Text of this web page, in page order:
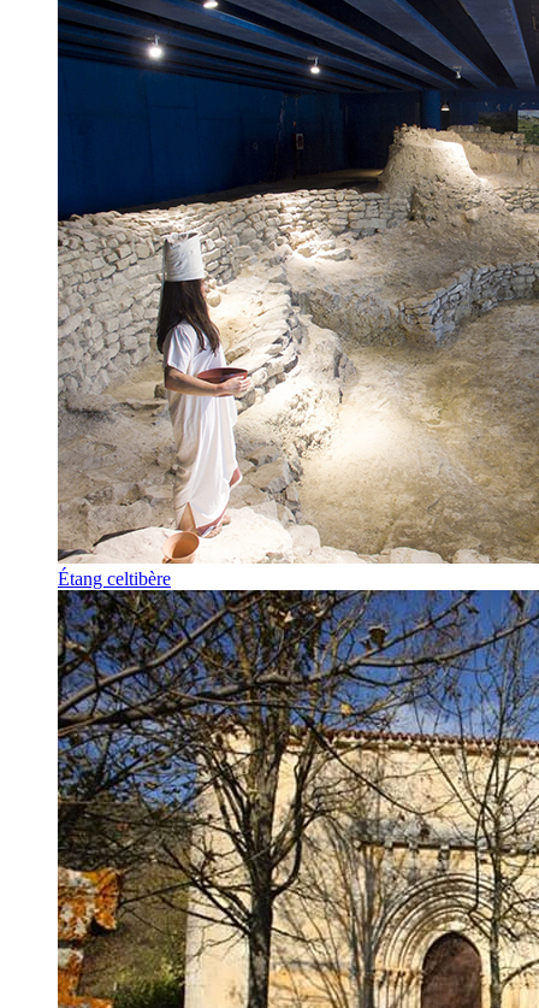
Étang celtibère